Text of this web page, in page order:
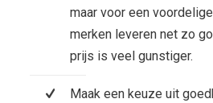
maar voor een
merken leveren net zo
prijs is veel gunstiger.
Maak een keuze uit